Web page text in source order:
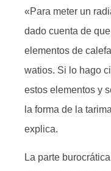
«Para meter un
dado cuenta de
elementos de
watios. Si lo hago
estos elementos y
la forma de la
explica.
La parte burocrática